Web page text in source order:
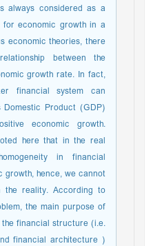
always considered as a
for economic growth in a
economic theories, there
between the
growth rate. In fact,
financial system can
Product (GDP)
economic growth.
here that in the real
in financial
growth, hence, we cannot
the reality. According to
the main purpose of
financial structure (i.e.
financial architecture )